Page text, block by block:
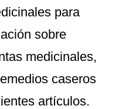
para
sobre
medicinales,
caseros
artículos.